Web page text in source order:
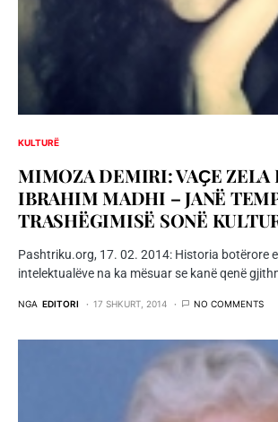
KULTURË
MIMOZA DEMIRI: VAҪE ZELA
IBRAHIM MADHI – JANË
TRASHËGIMISË SONË
Pashtriku.org, 17. 02. 2014: Historia botërore
intelektualëve na ka mësuar se kanë qenë
NGA EDITORI 17 SHKURT, 2014 NO COMMENTS